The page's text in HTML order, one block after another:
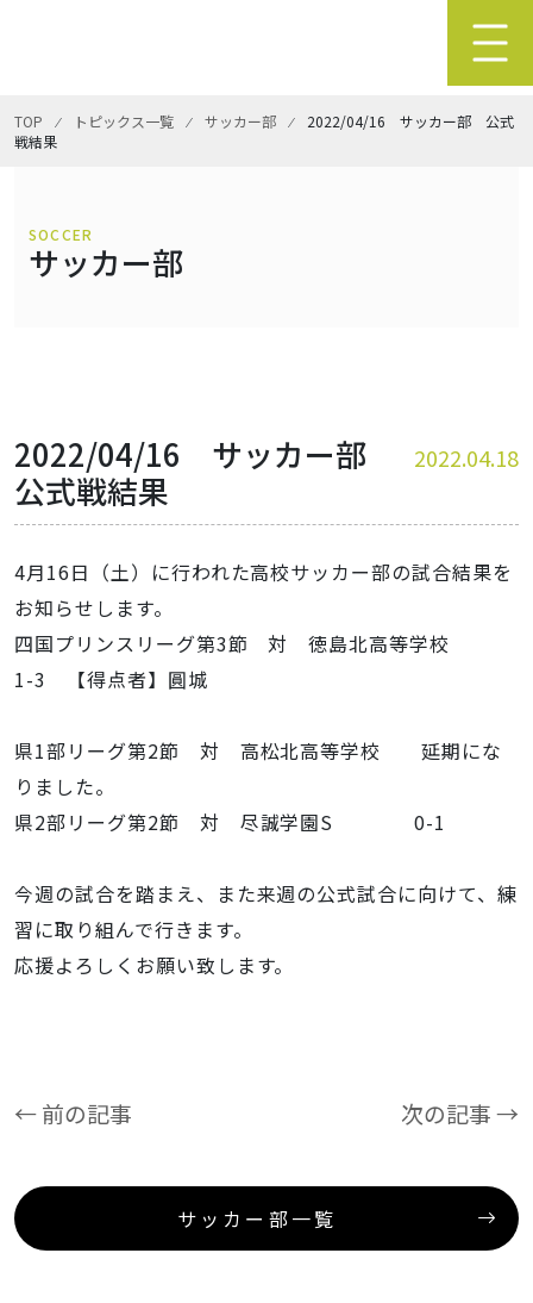
TOP ⁄ トピックス一覧 ⁄ サッカー部 ⁄ 2022/04/16 サッカー部 公式
戦結果
SOCCER
サッカー部
2022/04/16 サッカー部
公式戦結果
2022.04.18
4月16日（土）に行われた高校サッカー部の試合結果を
お知らせします。
四国プリンスリーグ第3節 対 徳島北高等学校
1-3 【得点者】圓城
県1部リーグ第2節 対 高松北高等学校 延期にな
りました。
県2部リーグ第2節 対 尽誠学園S 0-1
今週の試合を踏まえ、また来週の公式試合に向けて、練
習に取り組んで行きます。
応援よろしくお願い致します。
← 前の記事 次の記事 →
サッカー部一覧